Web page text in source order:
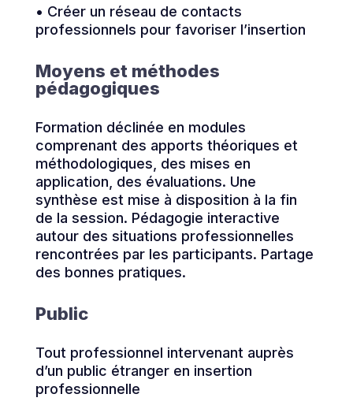
• Créer un réseau de contacts
professionnels pour favoriser l’insertion
Moyens et méthodes
pédagogiques
Formation déclinée en modules
comprenant des apports théoriques et
méthodologiques, des mises en
application, des évaluations. Une
synthèse est mise à disposition à la fin
de la session. Pédagogie interactive
autour des situations professionnelles
rencontrées par les participants. Partage
des bonnes pratiques.
Public
Tout professionnel intervenant auprès
d’un public étranger en insertion
professionnelle